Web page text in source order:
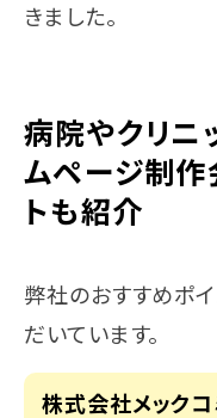
きました。
病院やクリニ
ムページ制作
トも紹介
弊社のおすすめポ
だいています。
株式会社メック